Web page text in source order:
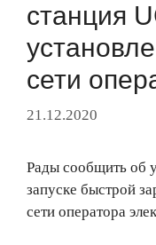
станция
сети
21.12.2020
Рады сообщить об
запуске быстрой
сети оператора